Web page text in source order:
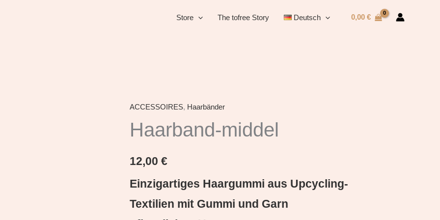
Store The tofree Story Deutsch 0,00 €
ACCESSOIRES, Haarbänder
Haarband-middel
12,00 €
Einzigartiges Haargummi aus Upcycling-
Textilien mit Gummi und Garn
Haarband-
middel
Menge